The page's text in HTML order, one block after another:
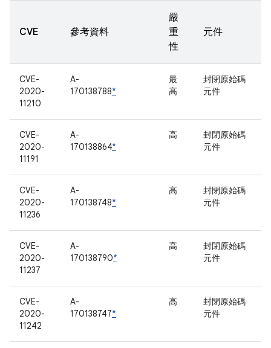
CVE 參考資料
嚴
重
性
元件
CVE-
2020-
11210
A-
170138788*
最
高
封閉原始碼
元件
CVE-
2020-
11191
A-
170138864*
高
封閉原始碼
元件
CVE-
2020-
11236
A-
170138748*
高
封閉原始碼
元件
CVE-
2020-
11237
A-
170138790*
高
封閉原始碼
元件
CVE-
2020-
11242
A-
170138747*
高
封閉原始碼
元件